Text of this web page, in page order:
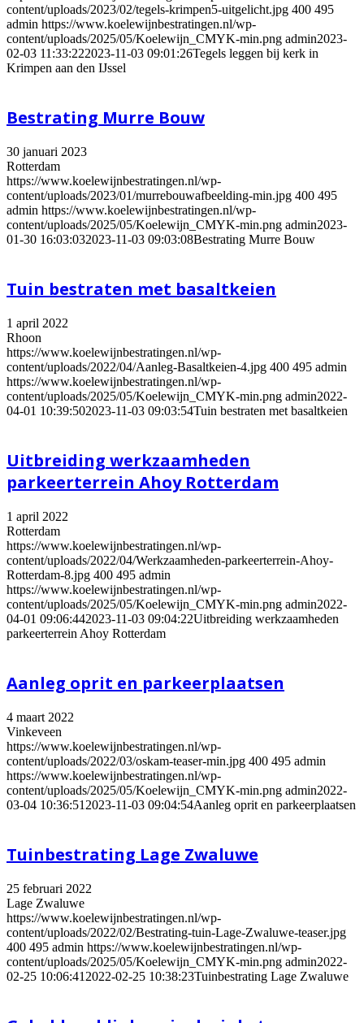
content/uploads/2023/02/tegels-krimpen5-uitgelicht.jpg 400 495
admin https://www.koelewijnbestratingen.nl/wp-
content/uploads/2025/05/Koelewijn_CMYK-min.png admin2023-
02-03 11:33:222023-11-03 09:01:26Tegels leggen bij kerk in
Krimpen aan den IJssel
Bestrating Murre Bouw
30 januari 2023
Rotterdam
https://www.koelewijnbestratingen.nl/wp-
content/uploads/2023/01/murrebouwafbeelding-min.jpg 400 495
admin https://www.koelewijnbestratingen.nl/wp-
content/uploads/2025/05/Koelewijn_CMYK-min.png admin2023-
01-30 16:03:032023-11-03 09:03:08Bestrating Murre Bouw
Tuin bestraten met basaltkeien
1 april 2022
Rhoon
https://www.koelewijnbestratingen.nl/wp-
content/uploads/2022/04/Aanleg-Basaltkeien-4.jpg 400 495 admin
https://www.koelewijnbestratingen.nl/wp-
content/uploads/2025/05/Koelewijn_CMYK-min.png admin2022-
04-01 10:39:502023-11-03 09:03:54Tuin bestraten met basaltkeien
Uitbreiding werkzaamheden
parkeerterrein Ahoy Rotterdam
1 april 2022
Rotterdam
https://www.koelewijnbestratingen.nl/wp-
content/uploads/2022/04/Werkzaamheden-parkeerterrein-Ahoy-
Rotterdam-8.jpg 400 495 admin
https://www.koelewijnbestratingen.nl/wp-
content/uploads/2025/05/Koelewijn_CMYK-min.png admin2022-
04-01 09:06:442023-11-03 09:04:22Uitbreiding werkzaamheden
parkeerterrein Ahoy Rotterdam
Aanleg oprit en parkeerplaatsen
4 maart 2022
Vinkeveen
https://www.koelewijnbestratingen.nl/wp-
content/uploads/2022/03/oskam-teaser-min.jpg 400 495 admin
https://www.koelewijnbestratingen.nl/wp-
content/uploads/2025/05/Koelewijn_CMYK-min.png admin2022-
03-04 10:36:51 2023-11-03 09:04:54Aanleg oprit en parkeerplaatsen
Tuinbestrating Lage Zwaluwe
25 februari 2022
Lage Zwaluwe
https://www.koelewijnbestratingen.nl/wp-
content/uploads/2022/02/Bestrating-tuin-Lage-Zwaluwe-teaser.jpg
400 495 admin https://www.koelewijnbestratingen.nl/wp-
content/uploads/2025/05/Koelewijn_CMYK-min.png admin2022-
02-25 10:06:41 2022-02-25 10:38:23Tuinbestrating Lage Zwaluwe